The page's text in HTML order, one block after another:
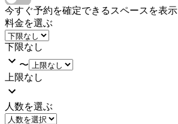
今すぐ予約を確定できるスペースを表示
料金を選ぶ
下限なし
〜
上限なし
人数を選ぶ